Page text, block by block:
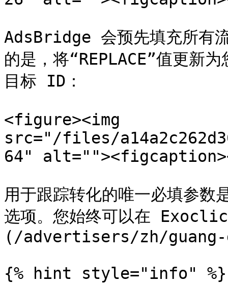
AdsBridge 会预先填充所有
的是，将“REPLACE”值更
目标 ID：
<figure><img
src="/files/
64"
用于跟踪转化的唯一必填参
选项。您始终可以在
(/advertisers/zh/guang-
{% hint style="info" %}